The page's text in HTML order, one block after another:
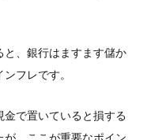
、銀行はますます儲か
フレです。
で置いていると損する
が、ここが重要なポイン